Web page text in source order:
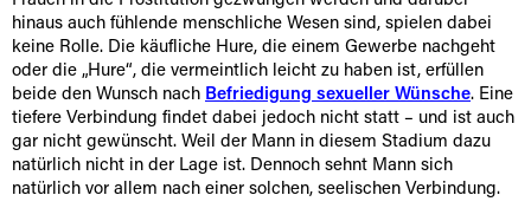
hinaus auch fühlende menschliche Wesen sind, spielen dabei
keine Rolle. Die käufliche Hure, die einem Gewerbe nachgeht
oder die „Hure“, die vermeintlich leicht zu haben ist, erfüllen
beide den Wunsch nach Befriedigung sexueller Wünsche. Eine
tiefere Verbindung findet dabei jedoch nicht statt – und ist auch
gar nicht gewünscht. Weil der Mann in diesem Stadium dazu
natürlich nicht in der Lage ist. Dennoch sehnt Mann sich
natürlich vor allem nach einer solchen, seelischen Verbindung.